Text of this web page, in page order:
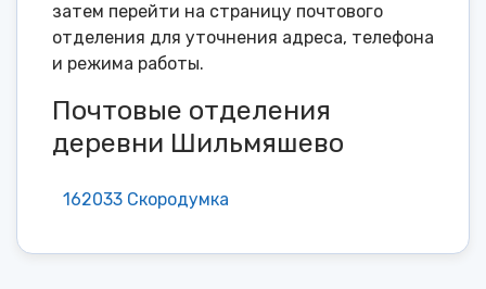
затем перейти на страницу почтового
отделения для уточнения адреса, телефона
и режима работы.
Почтовые отделения
деревни Шильмяшево
162033 Скородумка